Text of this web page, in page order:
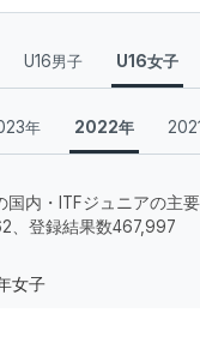
U16男子 U16女子
年 2022年
内・ITFジュニアの主
、登録結果数467,997
女子